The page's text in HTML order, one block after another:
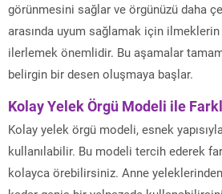
görünmesini sağlar ve örgünüzü daha
arasında uyum sağlamak için
ilerlemek önemlidir. Bu aşamalar
belirgin bir desen oluşmaya başlar.
Kolay Yelek Örgü Modeli ile
Kolay yelek örgü modeli, esnek
kullanılabilir. Bu modeli tercih ederek
kolayca örebilirsiniz. Anne